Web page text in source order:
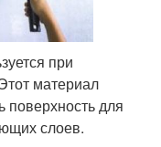
при
материал
поверхность для
слоев.